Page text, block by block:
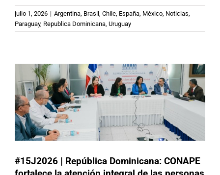
julio 1, 2026 | Argentina Brasil Chile España México Noticias
Paraguay, Republica Dominicana Uruguay
#15J2026 | República Dominicana:
CONAPE fortalece la atención
integral de las personas mayores
Republica Dominicana
#15J2026 | República Dominicana: CONAPE